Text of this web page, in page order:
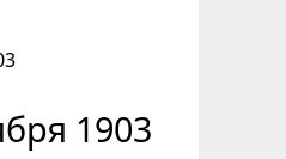
1903